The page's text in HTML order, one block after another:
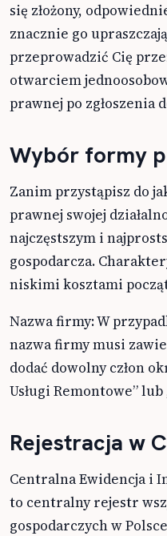
się złożony,
znacznie go
przeprowadzić Cię
otwarciem
prawnej po zgłoszenia
Wybór formy
Zanim przystąpisz do
prawnej swojej
najczęstszym i
gospodarcza.
niskimi kosztami
Nazwa firmy: W
nazwa firmy musi
dodać dowolny człon
Usługi Remontowe”
Rejestracja w
Centralna Ewidencja i
to centralny rejestr
gospodarczych w